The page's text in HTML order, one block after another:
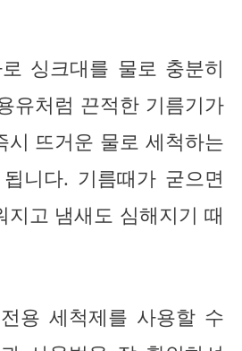
싱크대를 물로 충분히
유처럼 끈적한 기름기가
시 뜨거운 물로 세척하는
니다. 기름때가 굳으면
지고 냄새도 심해지기 때
용 세척제를 사용할 수